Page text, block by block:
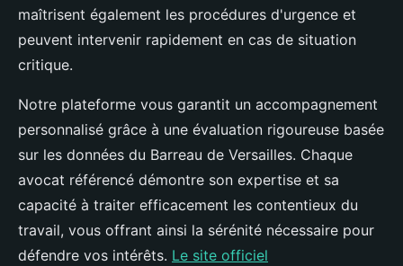
maîtrisent également les procédures d'urgence et
peuvent intervenir rapidement en cas de situation
critique.
Notre plateforme vous garantit un accompagnement
personnalisé grâce à une évaluation rigoureuse basée
sur les données du Barreau de Versailles. Chaque
avocat référencé démontre son expertise et sa
capacité à traiter efficacement les contentieux du
travail, vous offrant ainsi la sérénité nécessaire pour
défendre vos intérêts. Le site officiel